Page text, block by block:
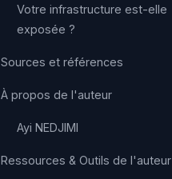
Votre infrastructure est-elle
exposée ?
Sources et références
À propos de l'auteur
Ayi NEDJIMI
Ressources & Outils de l'auteur